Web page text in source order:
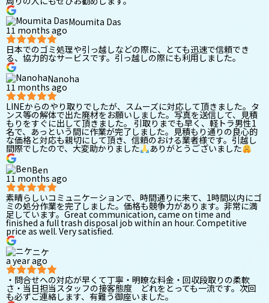
Moumita Das
11 months ago
日本でのゴミ処理や引っ越しなどの際に、とても迅速で信頼でき
る、協力的なサービスです。引っ越しの際にも利用しました。
Nanoha
11 months ago
LINEからのやり取りでしたが、スムーズに対応して頂きました。タ
ンス等の解体で出た廃材をお願いしました。写真を送信して、見積
もりをすぐに出して頂きました。 引取りまでも早く、軽トラ男性1
名で、あっという間に作業が完了しました。見積もり通りの良心的
な価格と対応も親切にして頂き、信頼のおける業者様です。引越し
間際でしたので、大変助かりました
ありがとうございました
Ben
11 months ago
素晴らしいコミュニケーションで、時間通りに来て、1時間以内にゴ
ミの処分作業を完了しました。価格も競争力があります。非常に満
足しています。Great communication, came on time and
finished a full trash disposal job within an hour. Competitive
price as well. Very satisfied.
ニケ
a year ago
・問合せへの対応が早くて丁寧・明瞭な料金・回収段取りの柔軟
さ・当日担当スタッフの接客態度 どれをとっても一流です。次回
も必ずご連絡します、有難う御座いました。